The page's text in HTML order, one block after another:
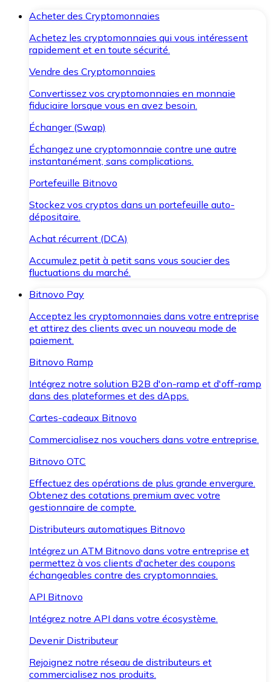
Acheter des Cryptomonnaies
Achetez les cryptomonnaies qui vous intéressent
rapidement et en toute sécurité.
Vendre des Cryptomonnaies
Convertissez vos cryptomonnaies en monnaie
fiduciaire lorsque vous en avez besoin.
Échanger (Swap)
Échangez une cryptomonnaie contre une autre
instantanément, sans complications.
Portefeuille Bitnovo
Stockez vos cryptos dans un portefeuille auto-
dépositaire.
Achat récurrent (DCA)
Accumulez petit à petit sans vous soucier des
fluctuations du marché.
Bitnovo Pay
Acceptez les cryptomonnaies dans votre entreprise
et attirez des clients avec un nouveau mode de
paiement.
Bitnovo Ramp
Intégrez notre solution B2B d'on-ramp et d'off-ramp
dans des plateformes et des dApps.
Cartes-cadeaux Bitnovo
Commercialisez nos vouchers dans votre entreprise.
Bitnovo OTC
Effectuez des opérations de plus grande envergure.
Obtenez des cotations premium avec votre
gestionnaire de compte.
Distributeurs automatiques Bitnovo
Intégrez un ATM Bitnovo dans votre entreprise et
permettez à vos clients d'acheter des coupons
échangeables contre des cryptomonnaies.
API Bitnovo
Intégrez notre API dans votre écosystème.
Devenir Distributeur
Rejoignez notre réseau de distributeurs et
commercialisez nos produits.